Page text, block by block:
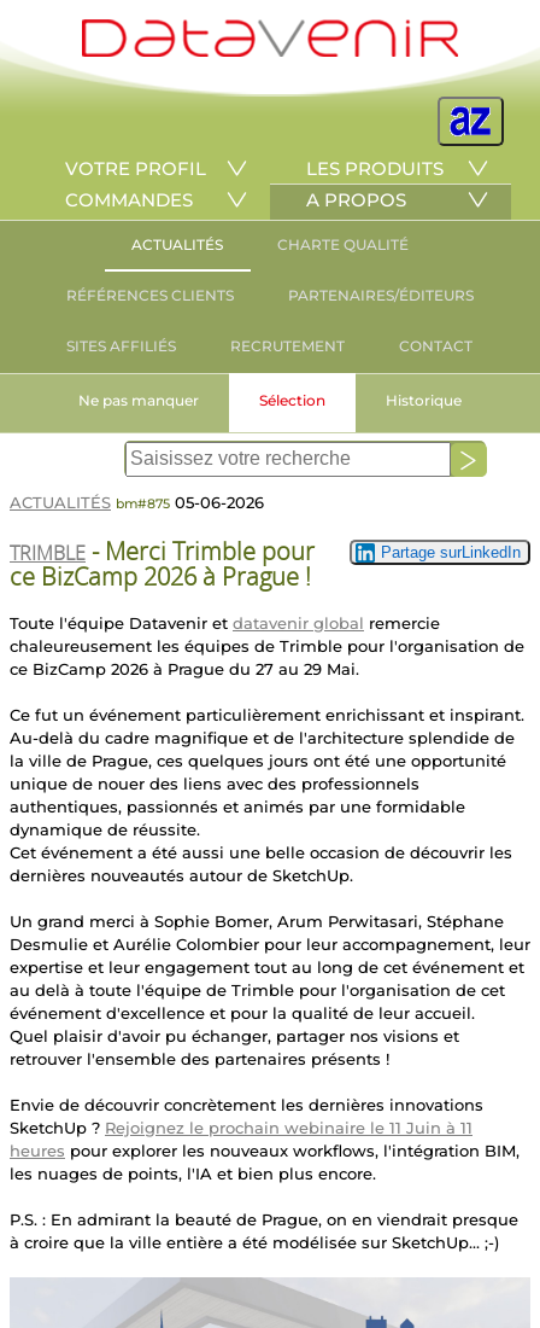
VOTRE PROFIL
LES PRODUITS
COMMANDES
A PROPOS
ACTUALITÉS CHARTE QUALITÉ
RÉFÉRENCES CLIENTS PARTENAIRES/ÉDITEURS
SITES AFFILIÉS RECRUTEMENT CONTACT
Ne pas manquer Sélection Historique
ACTUALITÉS bm#875 05-06-2026
TRIMBLE - Merci Trimble pour
ce BizCamp 2026 à Prague !
Toute l'équipe Datavenir et datavenir global remercie
chaleureusement les équipes de Trimble pour l'organisation de
ce BizCamp 2026 à Prague du 27 au 29 Mai.
Ce fut un événement particulièrement enrichissant et inspirant.
Au-delà du cadre magnifique et de l'architecture splendide de
la ville de Prague, ces quelques jours ont été une opportunité
unique de nouer des liens avec des professionnels
authentiques, passionnés et animés par une formidable
dynamique de réussite.
Cet événement a été aussi une belle occasion de découvrir les
dernières nouveautés autour de SketchUp.
Un grand merci à Sophie Bomer, Arum Perwitasari, Stéphane
Desmulie et Aurélie Colombier pour leur accompagnement, leur
expertise et leur engagement tout au long de cet événement et
au delà à toute l'équipe de Trimble pour l'organisation de cet
événement d'excellence et pour la qualité de leur accueil.
Quel plaisir d'avoir pu échanger, partager nos visions et
retrouver l'ensemble des partenaires présents !
Envie de découvrir concrètement les dernières innovations
SketchUp ? Rejoignez le prochain webinaire le 11 Juin à 11
heures pour explorer les nouveaux workflows, l'intégration BIM,
les nuages de points, l'IA et bien plus encore.
P.S. : En admirant la beauté de Prague, on en viendrait presque
à croire que la ville entière a été modélisée sur SketchUp... ;-)